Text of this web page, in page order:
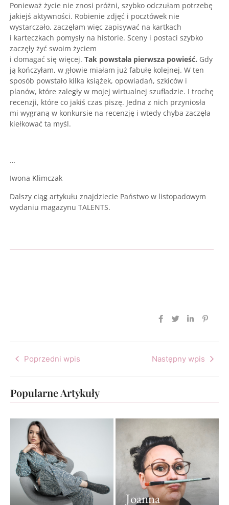
Ponieważ życie nie znosi próżni, szybko odczułam potrzebę
jakiejś aktywności. Robienie zdjęć i pocztówek nie
wystarczało, zaczęłam więc zapisywać na kartkach
i karteczkach pomysły na historie. Sceny i postaci szybko
zaczęły żyć swoim życiem
i domagać się więcej. Tak powstała pierwsza powieść. Gdy
ją kończyłam, w głowie miałam już fabułę kolejnej. W ten
sposób powstało kilka książek, opowiadań, szkiców i
planów, które zaległy w mojej wirtualnej szufladzie. I trochę
recenzji, które co jakiś czas piszę. Jedna z nich przyniosła
mi wygraną w konkursie na recenzję i wtedy chyba zaczęła
kiełkować ta myśl.
…
Iwona Klimczak
Dalszy ciąg artykułu znajdziecie Państwo w listopadowym
wydaniu magazynu TALENTS.
Poprzedni wpis Następny wpis
Popularne Artykuły
Joanna